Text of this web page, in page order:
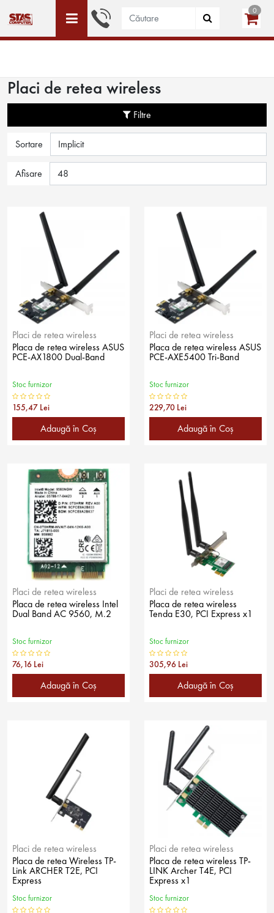
ACEST SITE ESTE DEDICAT DOAR PERSOANELE JURIDICE
CREEAZĂ CONT
0
Placi de retea wireless
Filtre
Sortare
Afisare
Placi de retea wireless
Placa de retea wireless ASUS
PCE-AX1800 Dual-Band
Stoc furnizor
155,47 Lei
Adaugă în Coş
Placi de retea wireless
Placa de retea wireless ASUS
PCE-AXE5400 Tri-Band
Stoc furnizor
229,70 Lei
Adaugă în Coş
Placi de retea wireless
Placa de retea wireless Intel
Dual Band AC 9560, M.2
Stoc furnizor
76,16 Lei
Adaugă în Coş
Placi de retea wireless
Placa de retea wireless
Tenda E30, PCI Express x1
Stoc furnizor
305,96 Lei
Adaugă în Coş
Placi de retea wireless
Placa de retea Wireless TP-
Link ARCHER T2E, PCI
Express
Stoc furnizor
Placi de retea wireless
Placa de retea wireless TP-
LINK Archer T4E, PCI
Express x1
Stoc furnizor